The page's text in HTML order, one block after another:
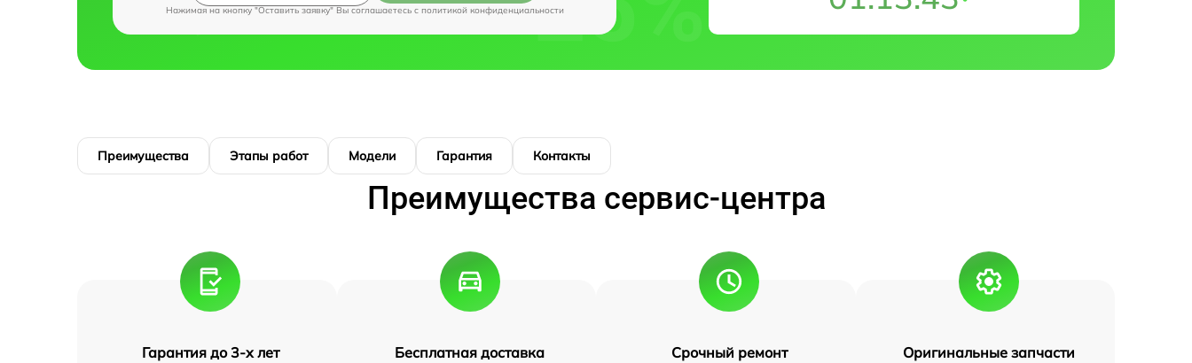
Нажимая на кнопку "Оставить заявку" Вы соглашаетесь c политикой конфиденциальности
Преимущества Этапы работ Модели Гарантия Контакты
Преимущества сервис-центра
Гарантия до 3-х лет Бесплатная доставка Срочный ремонт Оригинальные запчасти